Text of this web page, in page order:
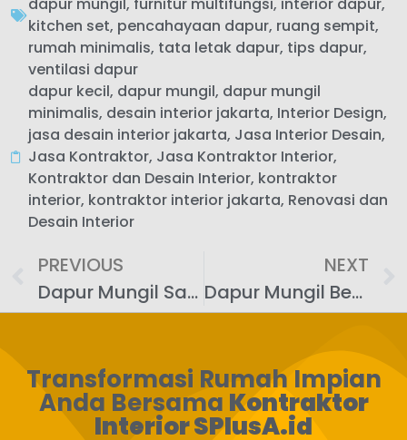
kitchen set, pencahayaan dapur, ruang sempit,
rumah minimalis, tata letak dapur, tips dapur,
ventilasi dapur
dapur kecil, dapur mungil, dapur mungil
minimalis, desain interior jakarta, Interior Design,
jasa desain interior jakarta, Jasa Interior Desain,
Jasa Kontraktor, Jasa Kontraktor Interior,
Kontraktor dan Desain Interior, kontraktor
interior, kontraktor interior jakarta, Renovasi dan
Desain Interior
PREVIOUS
Dapur Mungil Satu Dinding: Solusi Ruang Sempit
NEXT
Dapur Mungil Bentuk U: Efisien & Ergonomis
Transformasi Rumah Impian
Anda Bersama Kontraktor
Interior SPlusA.id